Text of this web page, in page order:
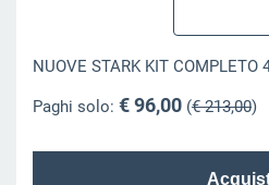
NUOVE STARK KIT COMPLETO
Paghi solo: € 96,00(€ 213,00)